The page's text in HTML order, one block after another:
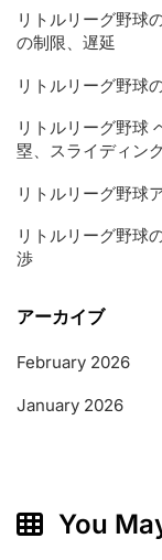
リトルリーグ野球
の制限、遅延
リトルリーグ野球
リトルリーグ野球
塁、スライディン
リトルリーグ野球
リトルリーグ野球
渉
アーカイブ
February 2026
January 2026
You